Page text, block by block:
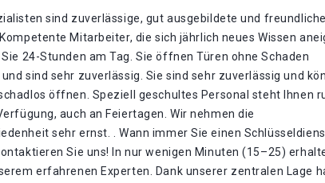
sind zuverlässige, gut ausgebildete und freundliche
Mitarbeiter, die sich jährlich neues Wissen
24-Stunden am Tag. Sie öffnen Türen ohne Schaden
sind sehr zuverlässig. Sie sind sehr zuverlässig und
öffnen. Speziell geschultes Personal steht Ihnen
auch an Feiertagen. Wir nehmen die
sehr ernst. . Wann immer Sie einen
Sie uns! In nur wenigen Minuten (15–25)
erfahrenen Experten. Dank unserer zentralen Lage